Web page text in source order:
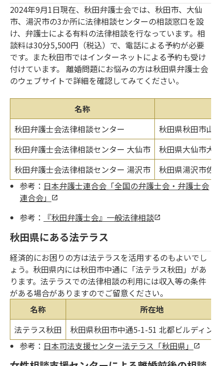
2024年9月1日現在、秋田弁護士会では、秋田市、大仙
市、湯沢市の3か所に法律相談センターの相談窓口を設
け、弁護士による有料の法律相談を行なっています。相
談料は30分5,500円（税込）で、電話による予約が必要
です。また秋田市ではインターネットによる予約も受け
付けています。 離婚問題にお悩みの方は秋田県弁護士会
のウェブサイトで詳細を確認してみてください。
名称
秋田弁護士会法律相談センター
秋田県秋田市山
秋田弁護士会法律相談センター 大仙市
秋田県大仙市大
秋田弁護士会法律相談センター 湯沢市
秋田県湯沢市佐
参考： 日本弁護士連合会「全国の弁護士会・弁護士会
連合会」
参考：
『秋田弁護士会』一般法律相談
秋田県にある法テラス
経済的にお困りの方は法テラスを活用するのもよいでし
ょう。秋田県内には秋田市中通に「法テラス秋田」があ
ります。法テラスでの法律相談の利用には収入等の条件
がある場合がありますのでご留意ください。
名称
所在地
法テラス秋田
秋田県秋田市中通5-1-51 北都ビルディン
参考： 日本司法支援センター法テラス「秋田県」